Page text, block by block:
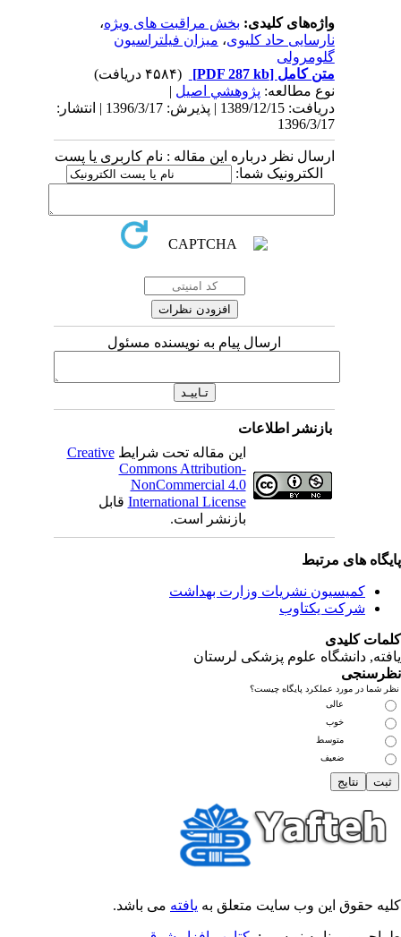
واژه‌های کلیدی:بخش مراقبت های ویژه،
نارسایی حاد کلیوی،میزان فیلتراسیون
گلومرولی
متن کامل[PDF 287 kb]
نوع مطالعه:پژوهشي اصیل|
دریافت: 1389/12/15 | پذیرش: 1396/3/17 | انتشار:
1396/3/17
ارسال نظر درباره این مقاله : نام کاربری یا پست
الکترونیک شما:
ارسال پیام به نویسنده مسئول
بازنشر اطلاعات
این مقاله تحت شرایطCreative
Commons Attribution-
NonCommercial 4.0
International Licenseقابل
بازنشر است.
های مرتبط
کمیسیون نشریات وزارت بهداشت
شرکت یکتاوب
کلیدی
, دانشگاه علوم پزشکی لرستان
شما در مورد عملکرد پایگاه چیست؟
عالی
خوب
متوسط
ضعیف
حقوق این وب سایت متعلق بهیافتهمی باشد.